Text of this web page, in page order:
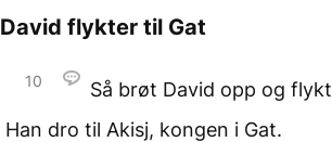
David flykter til Gat
10
Så brøt David opp og
Han dro til Akisj, kongen i Gat.